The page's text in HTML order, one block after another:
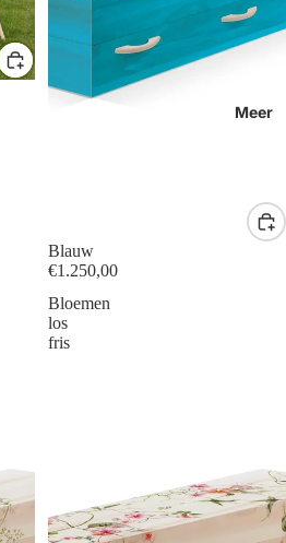
Meer
Blauw
€1.250,00
Bloemen
los
fris